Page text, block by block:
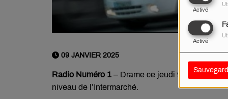
Activé
Activé
09 JANVIER 2025
Radio Numéro 1 – Drame ce jeudi 9 janvier vers
niveau de l’Intermarché.